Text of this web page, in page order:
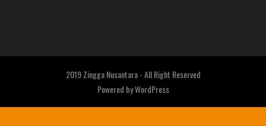
2019 Zingga Nusantara - All Right Reserved
Powered byWordPress